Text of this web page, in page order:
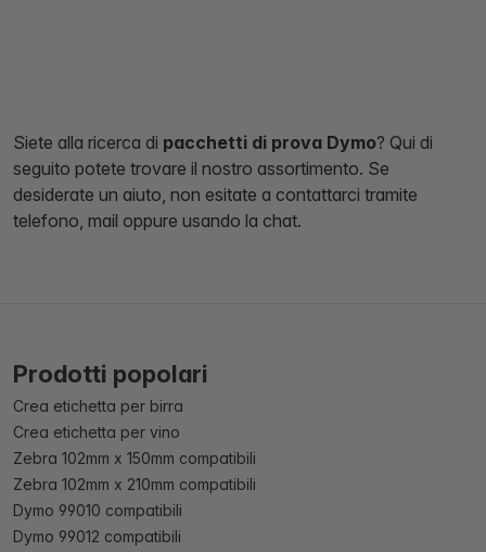
Siete alla ricerca di pacchetti di prova Dymo? Qui di
seguito potete trovare il nostro assortimento. Se
desiderate un aiuto, non esitate a contattarci tramite
telefono, mail oppure usando la chat.
Prodotti popolari
Crea etichetta per birra
Crea etichetta per vino
Zebra 102mm x 150mm compatibili
Zebra 102mm x 210mm compatibili
Dymo 99010 compatibili
Dymo 99012 compatibili